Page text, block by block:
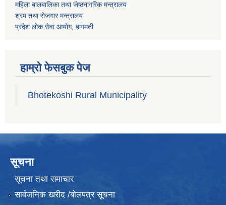
महिला बालबालिका तथा जेष्ठनागरिक मन्त्रालय
श्रम तथा राेजगार मन्त्रालय
प्रदेश लोक सेवा आयाेग, बागमती
हाम्रो फेसबुक पेज
Bhotekoshi Rural Municipality
सूचना
सूचना तथा समाचार
सार्वजनिक खरीद /बोलपत्र सूचना